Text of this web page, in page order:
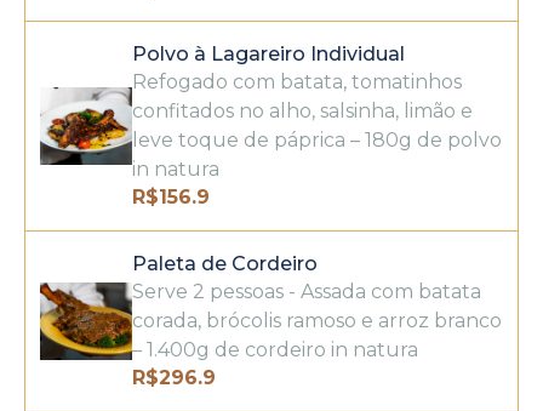
Polvo à Lagareiro Individual
Refogado com batata, tomatinhos
confitados no alho, salsinha, limão e
leve toque de páprica – 180g de polvo
in natura
R$156.9
Paleta de Cordeiro
Serve 2 pessoas - Assada com batata
corada, brócolis ramoso e arroz branco
– 1.400g de cordeiro in natura
R$296.9